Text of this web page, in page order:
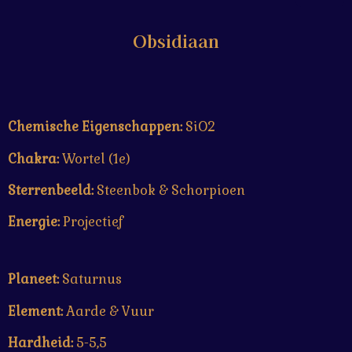
Obsidiaan
Chemische Eigenschappen:SiO2
Chakra:Wortel (1e)
Sterrenbeeld:Steenbok & Schorpioen
Energie:Projectief
Planeet:Saturnus
Element:Aarde & Vuur
Hardheid:5-5,5